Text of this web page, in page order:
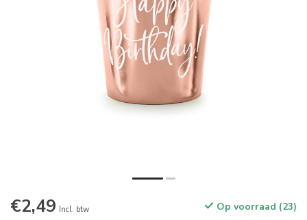
€2,49 Incl. btw Op voorraad (23)